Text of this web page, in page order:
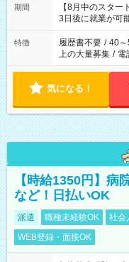
「できれば残業
ね。 ※Wワーク希望の方へ 今ご覧のお仕事で希望する勤務時間
と、もう1つのお
合は応募できませ
期間
【8月中のスタ
3日後に就業が可
特徴 履歴書不要 / 40～
上の大量募集 / 電
気になる！
【時給1350円】病
など！日払いOK
派遣 職種未経験OK 社会
WEB登録・面接OK